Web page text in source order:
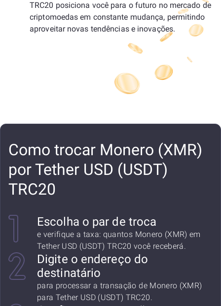
TRC20 posiciona você para o futuro no mercado de
criptomoedas em constante mudança, permitindo
aproveitar novas tendências e inovações.
Como trocar Monero (XMR)
por Tether USD (USDT)
TRC20
Escolha o par de troca
e verifique a taxa: quantos Monero (XMR) em
Tether USD (USDT) TRC20 você receberá.
Digite o endereço do
destinatário
para processar a transação de Monero (XMR)
para Tether USD (USDT) TRC20.